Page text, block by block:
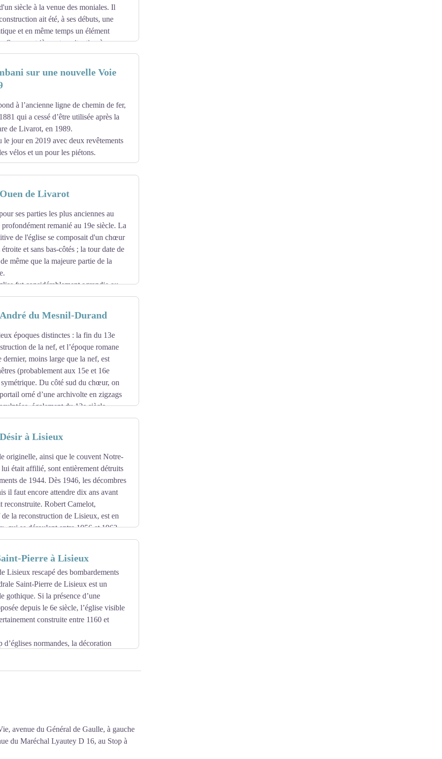
siècle à la venue des moniales. Il
ait été, à ses débuts, une
et en même temps un élément
Ses meurtrières et sa situation à une
fortifiée qui avait pour rôle de
bâtiments accolés. La partie la plus
sur une nouvelle Voie
à l’ancienne ligne de chemin de fer,
qui a cessé d’être utilisée après la
de Livarot, en 1989.
le jour en 2019 avec deux revêtements
vélos et un pour les piétons.
de Livarot
ses parties les plus anciennes au
profondément remanié au 19e siècle. La
de l'église se composait d'un chœur
et sans bas-côtés ; la tour date de
même que la majeure partie de la
fut considérablement agrandie ou
du Mesnil-Durand
époques distinctes : la fin du 13e
de la nef, et l’époque romane
moins large que la nef, est
(probablement aux 15e et 16e
Du côté sud du chœur, on
orné d’une archivolte en zigzags
également du 12e siècle.
à Lisieux
originelle, ainsi que le couvent Notre-
était affilié, sont entièrement détruits
de 1944. Dès 1946, les décombres
il faut encore attendre dix ans avant
reconstruite. Robert Camelot,
la reconstruction de Lisieux, est en
qui se déroulent entre 1956 et 1962.
comme l'une des réalisations
Pierre à Lisieux
Lisieux rescapé des bombardements
Saint-Pierre de Lisieux est un
gothique. Si la présence d’une
depuis le 6e siècle, l’église visible
construite entre 1160 et
d’églises normandes, la décoration
Sainte-Thérèse de Lisieux qui est une
avenue du Général de Gaulle, à gauche
du Maréchal Lyautey D 16, au Stop à